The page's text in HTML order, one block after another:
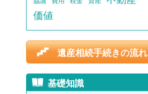
価値
遺産相続手続きの流れ
基礎知識